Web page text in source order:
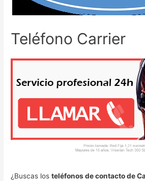
Teléfono Carrier
¿Buscas losteléfonos de contacto de